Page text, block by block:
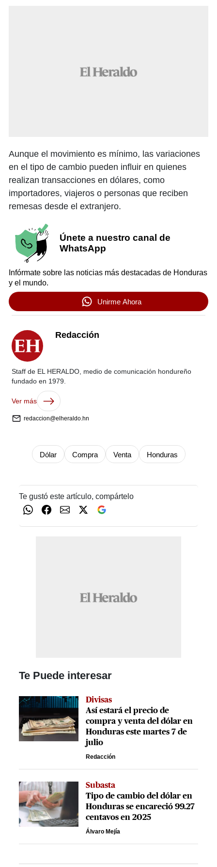
Aunque el movimiento es mínimo, las variaciones
en el tipo de cambio pueden influir en quienes
realizan transacciones en dólares, como
importadores, viajeros o personas que reciben
remesas desde el extranjero.
Únete a nuestro canal de
WhatsApp
Infórmate sobre las noticias más destacadas de Honduras
y el mundo.
Unirme Ahora
Redacción
Staff de EL HERALDO, medio de comunicación hondureño
fundado en 1979.
Ver más
redaccion@elheraldo.hn
Dólar Compra Venta Honduras
Te gustó este artículo, compártelo
Te Puede interesar
Divisas
Así estará el precio de
compra y venta del dólar en
Honduras este martes 7 de
julio
Redacción
Subasta
Tipo de cambio del dólar en
Honduras se encareció 99.27
centavos en 2025
Álvaro Mejía